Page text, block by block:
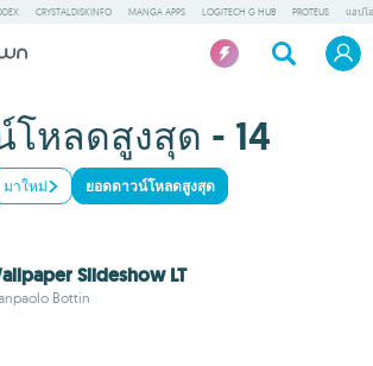
CRYSTALDISKINFO MANGA APPS LOGITECH G HUB PROTEUS แอปโ
หลดสูงสุด - 14
มาใหม่ ยอดดาวน์โหลดสูงสุด
Slideshow LT
Bottin